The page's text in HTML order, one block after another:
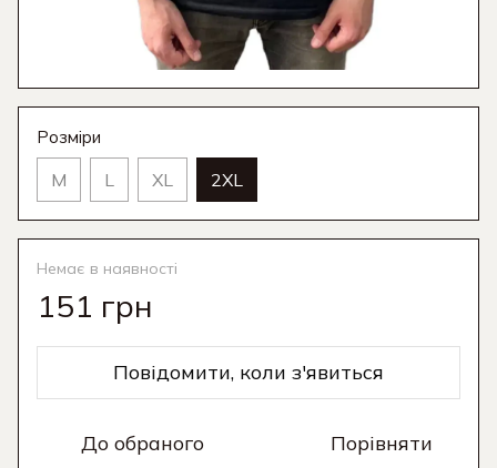
Розміри
M L XL 2XL
Немає в наявності
151 грн
Повідомити, коли з'явиться
До обраного Порівняти